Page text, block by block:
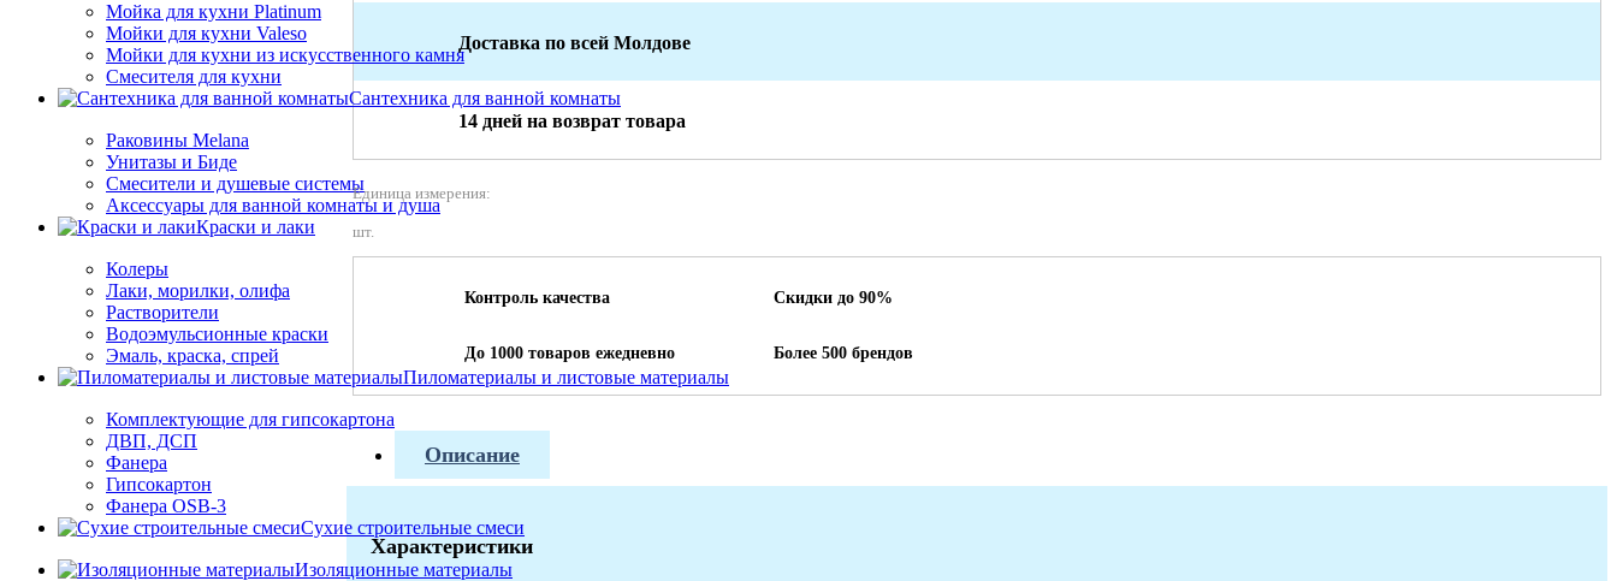
Мойка для кухни Platinum
Мойки для кухни Valeso
Мойки для кухни из искусственного камня
Смесителя для кухни
Сантехника для ванной комнаты
Раковины Melana
Унитазы и Биде
Смесители и душевые системы
Аксессуары для ванной комнаты и душа
Краски и лаки
Колеры
Лаки, морилки, олифа
Растворители
Водоэмульсионные краски
Эмаль, краска, спрей
Пиломатериалы и листовые материалы
Комплектующие для гипсокартона
ДВП, ДСП
Фанера
Гипсокартон
Фанера OSB-3
Сухие строительные смеси
Изоляционные материалы
Доставка по всей Молдове
14 дней на возврат товара
Единица измерения:
шт.
Контроль качества Скидки до 90%
До 1000 товаров ежедневно Более 500 брендов
Описание
Характеристики